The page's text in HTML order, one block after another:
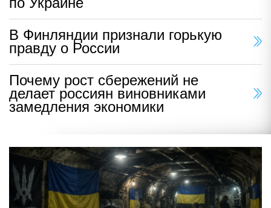
В Финляндии признали горькую
правду о России
Почему рост сбережений не
делает россиян виновниками
замедления экономики